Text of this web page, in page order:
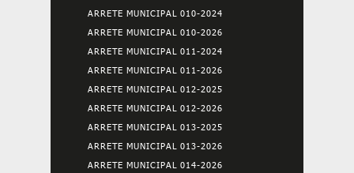
ARRETE MUNICIPAL 010-2024
ARRETE MUNICIPAL 010-2026
ARRETE MUNICIPAL 011-2024
ARRETE MUNICIPAL 011-2026
ARRETE MUNICIPAL 012-2025
ARRETE MUNICIPAL 012-2026
ARRETE MUNICIPAL 013-2025
ARRETE MUNICIPAL 013-2026
ARRETE MUNICIPAL 014-2026